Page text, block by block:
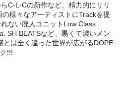
C-L-Cの新作など、精力的にリリ
様々なアーティストにTrackを提
ない廃人ユニットLow Class
SH BEATSなど、黒くて濃いメン
は全く違った世界が広がるDOPE
!!!